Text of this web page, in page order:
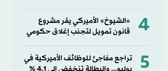
4
«الشيوخ» الأميركي يقر مشروع
قانون تمويل لتجنب إغلاق حكومي
5
تراجع مفاجئ للوظائف الأميركية في